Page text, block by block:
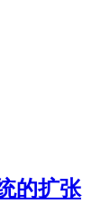
的扩张